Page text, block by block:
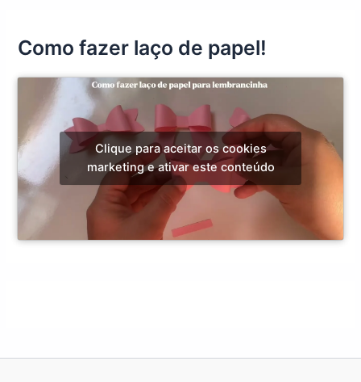
Como fazer laço de papel!
Clique para aceitar os cookies
marketing e ativar este conteúdo